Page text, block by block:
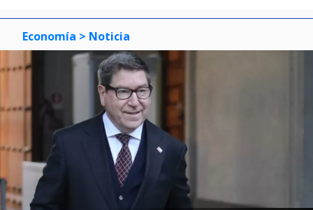
Economía > Noticia